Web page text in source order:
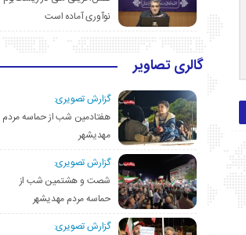
نوآوری آماده است
گالری تصاویر
گزارش تصویری:
هفتادمین شب از حماسه مردم
مهدیشهر
گزارش تصویری:
شصت و هشتمین شب از
حماسه مردم مهدیشهر
گزارش تصویری: